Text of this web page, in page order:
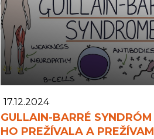
17.12.2024
GULLAIN-BARRÉ
HO PREŽÍVALA A